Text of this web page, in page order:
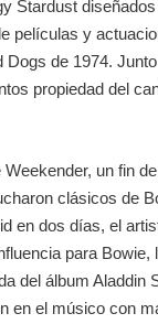
Stardust
películas y
de 1974.
propiedad del
un fin
clásicos de
en dos días, el
para
del álbum
en el músico con